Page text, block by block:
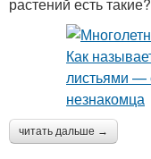
читать дальше →